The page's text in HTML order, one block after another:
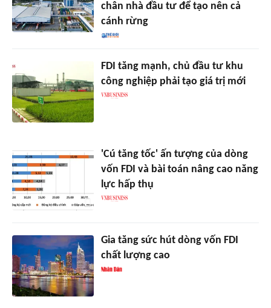
chân nhà đầu tư để tạo nên cả
cánh rừng
FDI tăng mạnh, chủ đầu tư khu
công nghiệp phải tạo giá trị mới
'Cú tăng tốc' ấn tượng của dòng
vốn FDI và bài toán nâng cao năng
lực hấp thụ
Gia tăng sức hút dòng vốn FDI
chất lượng cao